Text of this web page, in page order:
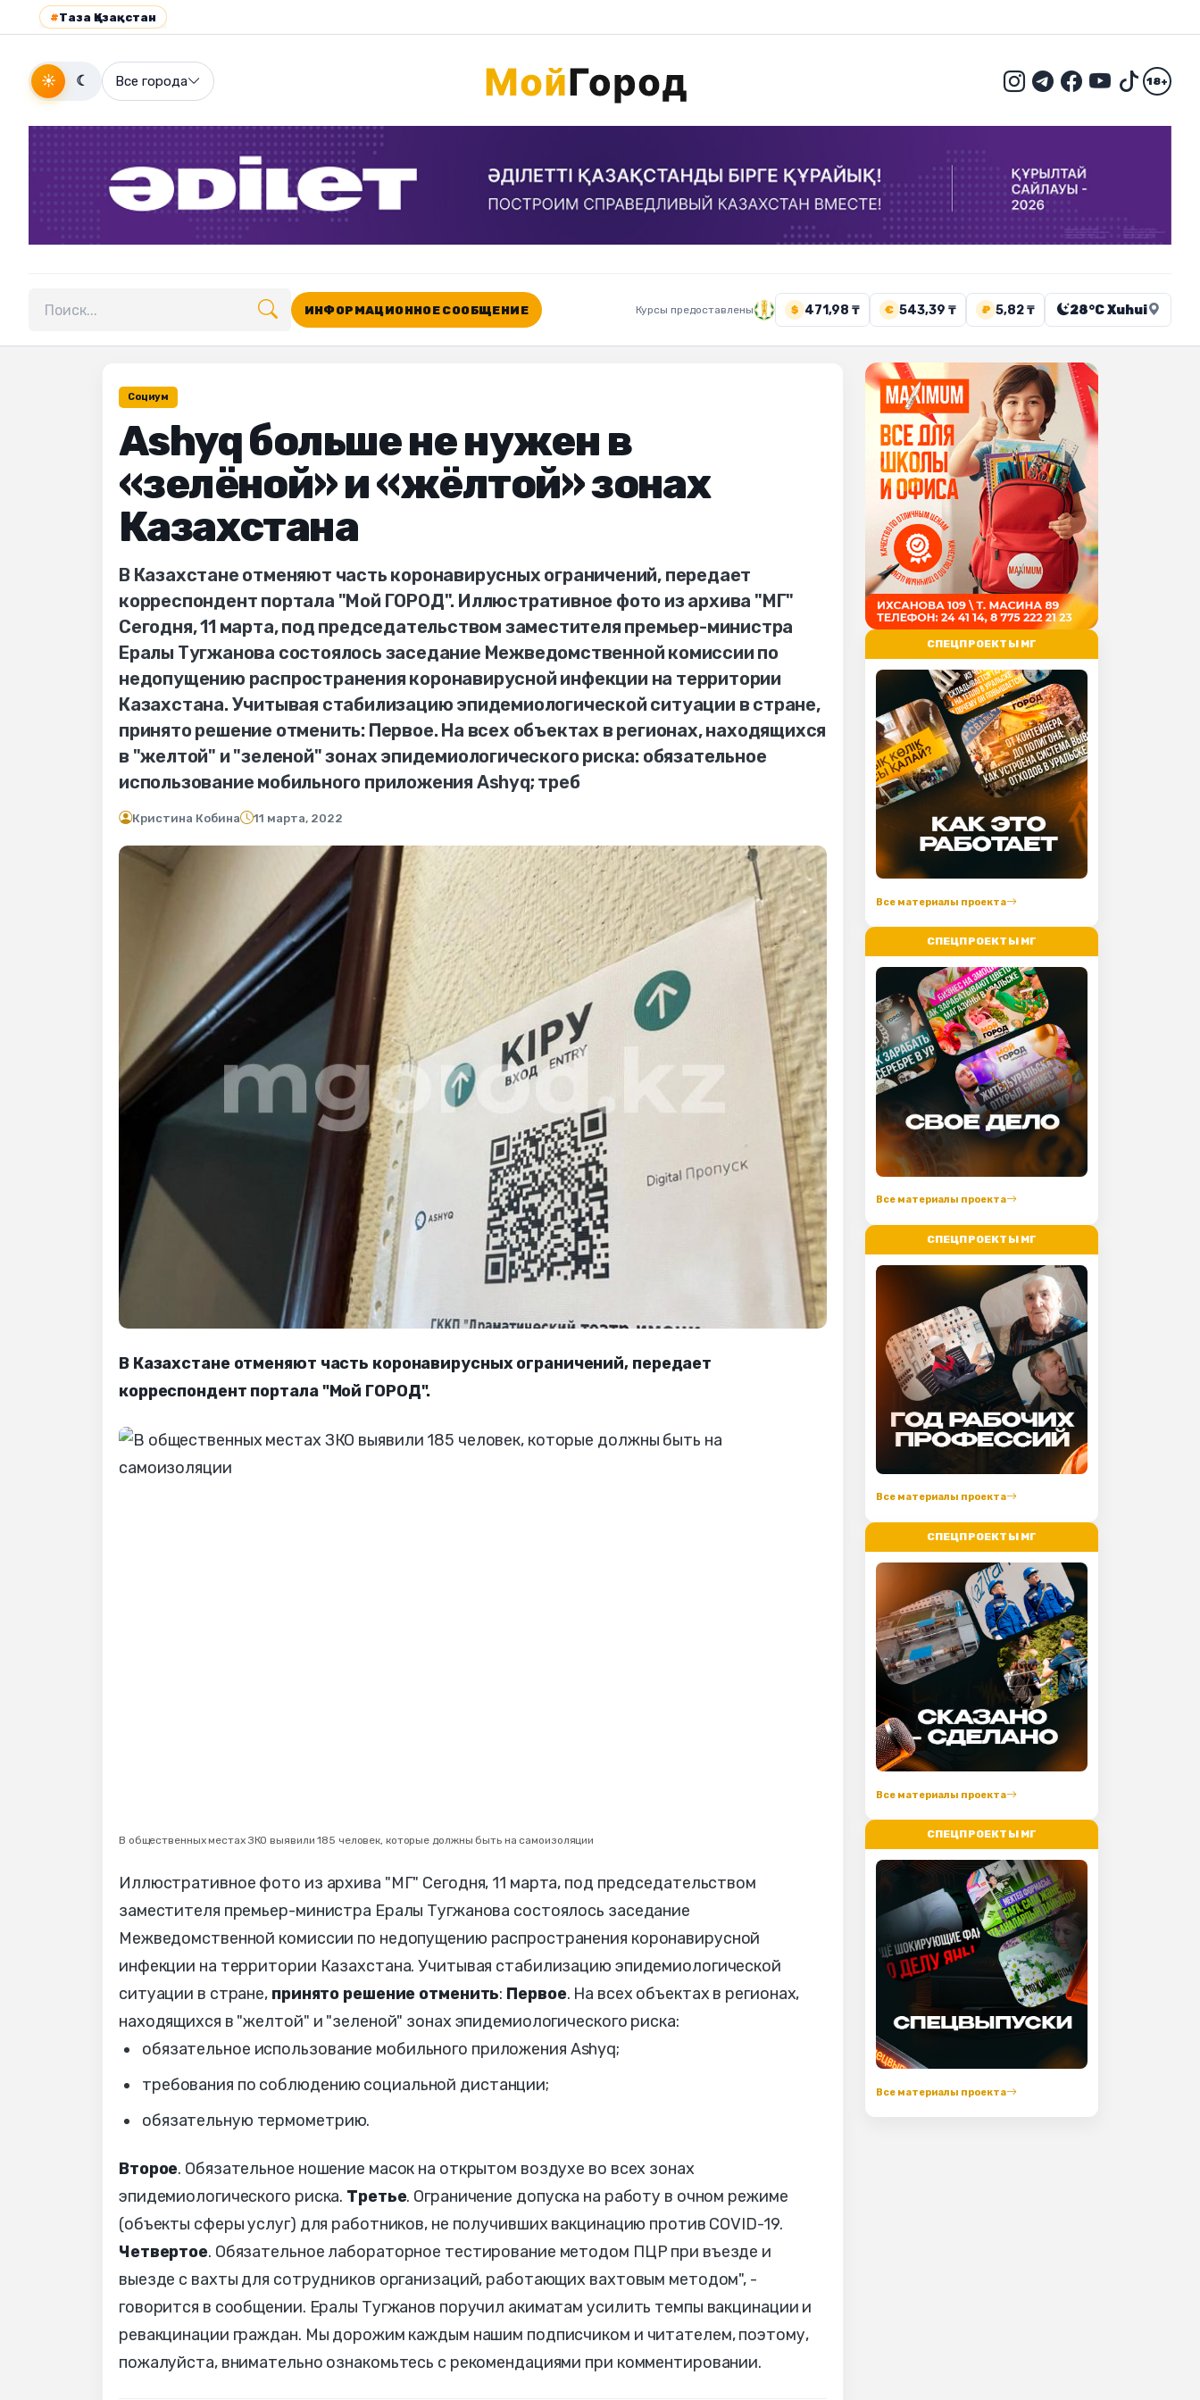
#Таза Қазақстан
☀ ☾ Все города 18+
Поиск по сайту
ИНФОРМАЦИОННОЕ СООБЩЕНИЕ Курсы предоставлены $ 471,98 ₸ € 543,39 ₸ ₽ 5,82 ₸ 28°C Xuhui
Социум
Ashyq больше не нужен в
«зелёной» и «жёлтой» зонах
Казахстана
В Казахстане отменяют часть коронавирусных ограничений, передает
корреспондент портала "Мой ГОРОД". Иллюстративное фото из архива "МГ"
Сегодня, 11 марта, под председательством заместителя премьер-министра
Ералы Тугжанова состоялось заседание Межведомственной комиссии по
недопущению распространения коронавирусной инфекции на территории
Казахстана. Учитывая стабилизацию эпидемиологической ситуации в стране,
принято решение отменить: Первое. На всех объектах в регионах, находящихся
в "желтой" и "зеленой" зонах эпидемиологического риска: обязательное
использование мобильного приложения Ashyq; треб
Кристина Кобина 11 марта, 2022
В Казахстане отменяют часть коронавирусных ограничений, передает
корреспондент портала "Мой ГОРОД".
В общественных местах ЗКО выявили 185 человек, которые должны быть на самоизоляции
Иллюстративное фото из архива "МГ" Сегодня, 11 марта, под председательством
заместителя премьер-министра Ералы Тугжанова состоялось заседание
Межведомственной комиссии по недопущению распространения коронавирусной
инфекции на территории Казахстана. Учитывая стабилизацию эпидемиологической
ситуации в стране, принято решение отменить: Первое. На всех объектах в регионах,
находящихся в "желтой" и "зеленой" зонах эпидемиологического риска:
обязательное использование мобильного приложения Ashyq;
требования по соблюдению социальной дистанции;
обязательную термометрию.
Второе. Обязательное ношение масок на открытом воздухе во всех зонах
эпидемиологического риска. Третье. Ограничение допуска на работу в очном режиме
(объекты сферы услуг) для работников, не получивших вакцинацию против COVID-19.
Четвертое. Обязательное лабораторное тестирование методом ПЦР при въезде и
выезде с вахты для сотрудников организаций, работающих вахтовым методом", -
говорится в сообщении. Ералы Тугжанов поручил акиматам усилить темпы вакцинации и
ревакцинации граждан. Мы дорожим каждым нашим подписчиком и читателем, поэтому,
пожалуйста, внимательно ознакомьтесь с рекомендациями при комментировании.
СПЕЦПРОЕКТЫ МГ
Все материалы проекта
СПЕЦПРОЕКТЫ МГ
Все материалы проекта
СПЕЦПРОЕКТЫ МГ
Все материалы проекта
СПЕЦПРОЕКТЫ МГ
Все материалы проекта
СПЕЦПРОЕКТЫ МГ
Все материалы проекта